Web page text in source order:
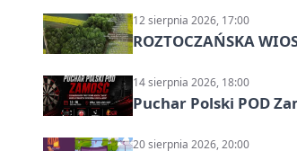
12 sierpnia 2026, 17:00
ROZTOCZAŃSKA
14 sierpnia 2026, 18:00
Puchar Polski POD
20 sierpnia 2026, 20:00